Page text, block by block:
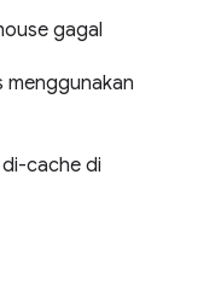
gagal
cache di